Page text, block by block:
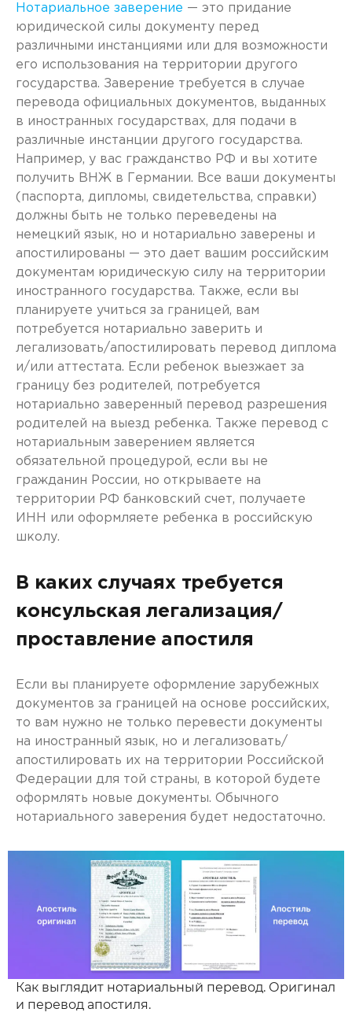
Нотариальное заверение — это придание
юридической силы документу перед
различными инстанциями или для возможности
его использования на территории другого
государства. Заверение требуется в случае
перевода официальных документов, выданных
в иностранных государствах, для подачи в
различные инстанции другого государства.
Например, у вас гражданство РФ и вы хотите
получить ВНЖ в Германии. Все ваши документы
(паспорта, дипломы, свидетельства, справки)
должны быть не только переведены на
немецкий язык, но и нотариально заверены и
апостилированы — это дает вашим российским
документам юридическую силу на территории
иностранного государства. Также, если вы
планируете учиться за границей, вам
потребуется нотариально заверить и
легализовать/апостилировать перевод диплома
и/или аттестата. Если ребенок выезжает за
границу без родителей, потребуется
нотариально заверенный перевод разрешения
родителей на выезд ребенка. Также перевод с
нотариальным заверением является
обязательной процедурой, если вы не
гражданин России, но открываете на
территории РФ банковский счет, получаете
ИНН или оформляете ребенка в российскую
школу.
В каких случаях требуется
консульская легализация/
проставление апостиля
Если вы планируете оформление зарубежных
документов за границей на основе российских,
то вам нужно не только перевести документы
на иностранный язык, но и легализовать/
апостилировать их на территории Российской
Федерации для той страны, в которой будете
оформлять новые документы. Обычного
нотариального заверения будет недостаточно.
Как выглядит нотариальный перевод. Оригинал
и перевод апостиля.